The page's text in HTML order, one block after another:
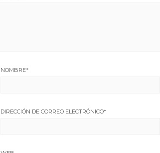
NOMBRE*
DIRECCIÓN DE CORREO ELECTRÓNICO*